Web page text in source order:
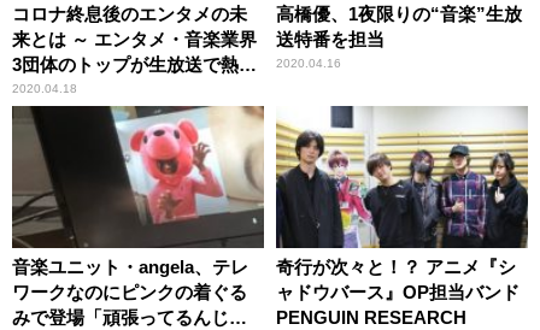
コロナ終息後のエンタメの未
来とは ～ エンタメ・音楽業界
3団体のトップが生放送で熱く
語った3時間
2020.04.18
高橋優、1夜限りの“音楽”生放
送特番を担当
2020.04.16
音楽ユニット・angela、テレ
ワークなのにピンクの着ぐる
みで登場「頑張ってるんじゃ
奇行が次々と！？ アニメ『シ
ャドウバース』OP担当バンド
PENGUIN RESEARCH